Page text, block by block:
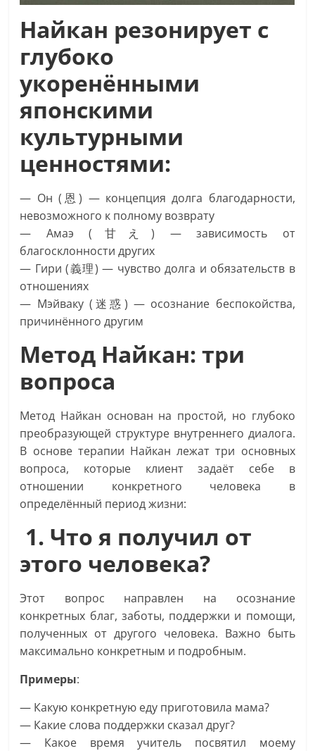
Найкан резонирует с
глубоко
укоренёнными
японскими
культурными
ценностями:
— Он (恩) — концепция долга благодарности,
невозможного к полному возврату
— Амаэ (甘え) — зависимость от
благосклонности других
— Гири (義理) — чувство долга и обязательств в
отношениях
— Мэйваку (迷惑) — осознание беспокойства,
причинённого другим
Метод Найкан: три
вопроса
Метод Найкан основан на простой, но глубоко
преобразующей структуре внутреннего диалога.
В основе терапии Найкан лежат три основных
вопроса, которые клиент задаёт себе в
отношении конкретного человека в
определённый период жизни:
1. Что я получил от
этого человека?
Этот вопрос направлен на осознание
конкретных благ, заботы, поддержки и помощи,
полученных от другого человека. Важно быть
максимально конкретным и подробным.
Примеры:
— Какую конкретную еду приготовила мама?
— Какие слова поддержки сказал друг?
— Какое время учитель посвятил моему